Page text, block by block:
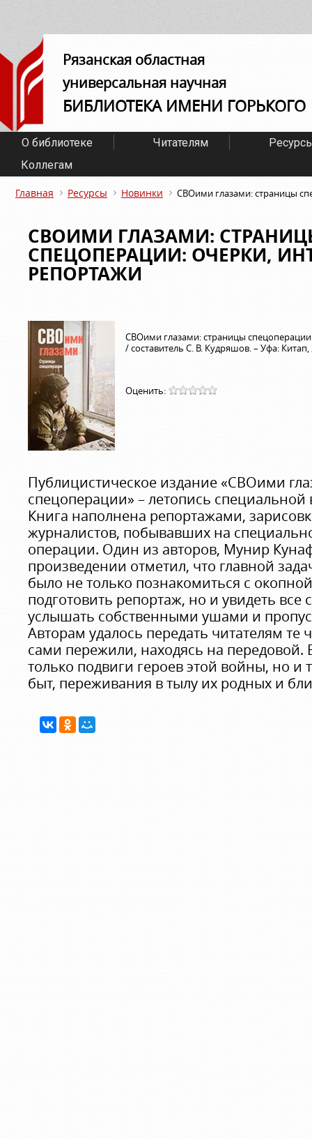
Рязанская областная
универсальная научная
БИБЛИОТЕКА ИМЕНИ ГОРЬКОГО
О библиотеке Читателям
Коллегам
Главная Ресурсы Новинки СВОими глазами: страницы
СВОИМИ ГЛАЗАМИ:
СПЕЦОПЕРАЦИИ: ОЧЕРКИ,
РЕПОРТАЖИ
СВОими глазами: страницы
/ составитель С. В. Кудряшов. – Уфа: Китап,
Оценить:
Публицистическое издание «СВОими
спецоперации» – летопись
Книга наполнена репортажами,
журналистов, побывавших на
операции. Один из авторов, Мунир
произведении отметил, что главной
было не только познакомиться с
подготовить репортаж, но и увидеть все
услышать собственными ушами и
Авторам удалось передать читателям те
сами пережили, находясь на передовой.
только подвиги героев этой войны, но
быт, переживания в тылу их родных и